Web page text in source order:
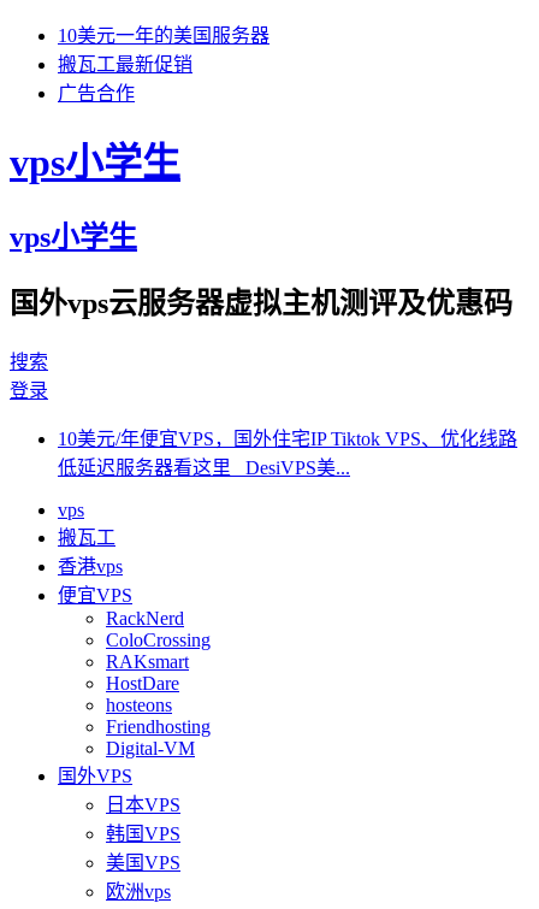
10美元一年的美国服务器
搬瓦工最新促销
广告合作
vps小学生
vps小学生
国外vps云服务器虚拟主机测评及优惠码
搜索
登录
10美元/年便宜VPS，国外住宅IP Tiktok VPS、优化线路
低延迟服务器看这里 DesiVPS美...
vps
搬瓦工
香港vps
便宜VPS
RackNerd
ColoCrossing
RAKsmart
HostDare
hosteons
Friendhosting
Digital-VM
国外VPS
日本VPS
韩国VPS
美国VPS
欧洲vps